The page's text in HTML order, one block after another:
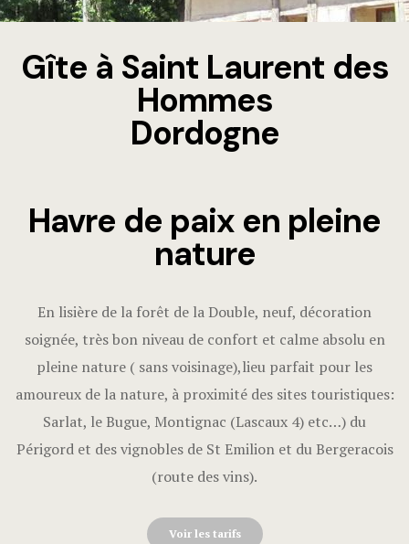
Gîte à Saint Laurent des
Hommes
Dordogne
Havre de paix en pleine
nature
En lisière de la forêt de la Double, neuf, décoration
soignée, très bon niveau de confort et calme absolu en
pleine nature ( sans voisinage),lieu parfait pour les
amoureux de la nature, à proximité des sites touristiques:
Sarlat, le Bugue, Montignac (Lascaux 4) etc…) du
Périgord et des vignobles de St Emilion et du Bergeracois
(route des vins).
Voir les tarifs